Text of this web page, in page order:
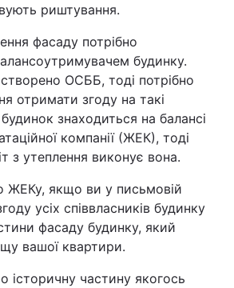
риштування.
фасаду потрібно
будинку.
ОСББ, тоді потрібно
отримати згоду на такі
знаходиться на балансі
компанії (ЖЕК), тоді
з утеплення виконує вона.
ЖЕКу, якщо ви у письмовій
усіх співвласників будинку
фасаду будинку, який
вашої квартири.
історичну частину якогось